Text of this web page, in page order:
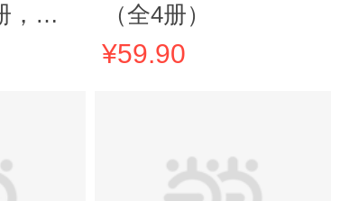
，包
太阳
（全4册）
¥59.90